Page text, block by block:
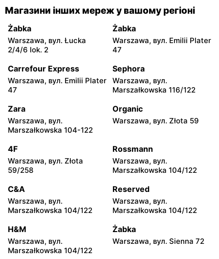
Carrefour
Łódź al. Ks. Bp. Władysława
Bandurskiego 49
Carrefour
Łódź, вул. Szparagowa 7
Carrefour
4/20
Carrefour
Juliusza Słowackiego 123
Carrefour
Sobieskiego 9
Carrefour
вул. Adama Mickiewicza 30
Carrefour Carrefour
20
Carrefour
Witosa 6
Carrefour
28
Carrefour
20
Carrefour
63a
Carrefour Carrefour
Магазини інших мереж у вашому регіоні
Żabka
Warszawa, вул. Łucka
2/4/6 lok. 2
Żabka
Warszawa, вул. Emilii Plater
47
Carrefour Express
Warszawa, вул. Emilii Plater
47
Sephora
Warszawa, вул.
Marszałkowska 116/122
Zara
Warszawa, вул.
Marszałkowska 104-122
Organic
Warszawa, вул. Złota 59
4F
Warszawa, вул. Złota
59/258
Rossmann
Warszawa, вул.
Marszałkowska 104/122
C&A
Warszawa, вул.
Marszałkowska 104/122
Reserved
Warszawa, вул.
Marszałkowska 104/122
H&M
Warszawa, вул.
Marszałkowska 104/122
Żabka
Warszawa, вул. Sienna 72